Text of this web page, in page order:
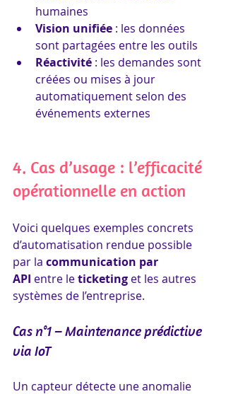
humaines
Vision unifiée : les données
sont partagées entre les outils
Réactivité : les demandes sont
créées ou mises à jour
automatiquement selon des
événements externes
4. Cas d’usage : l’efficacité
opérationnelle en action
Voici quelques exemples concrets
d’automatisation rendue possible
par la communication par
API entre le ticketing et les autres
systèmes de l’entreprise.
Cas n°1 – Maintenance prédictive
via IoT
Un capteur détecte une anomalie